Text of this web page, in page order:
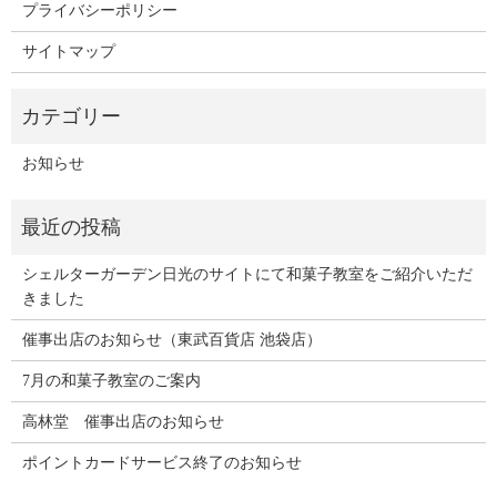
プライバシーポリシー
サイトマップ
お知らせ
シェルターガーデン日光のサイトにて和菓子教室をご紹介いただ
きました
催事出店のお知らせ（東武百貨店 池袋店）
7月の和菓子教室のご案内
高林堂 催事出店のお知らせ
ポイントカードサービス終了のお知らせ